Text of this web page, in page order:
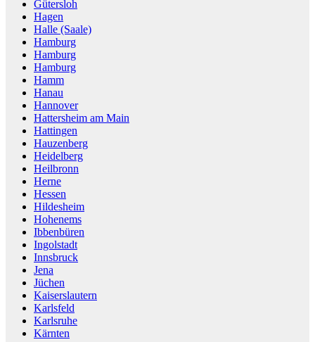
Gütersloh
Hagen
Halle (Saale)
Hamburg
Hamburg
Hamburg
Hamm
Hanau
Hannover
Hattersheim am Main
Hattingen
Hauzenberg
Heidelberg
Heilbronn
Herne
Hessen
Hildesheim
Hohenems
Ibbenbüren
Ingolstadt
Innsbruck
Jena
Jüchen
Kaiserslautern
Karlsfeld
Karlsruhe
Kärnten